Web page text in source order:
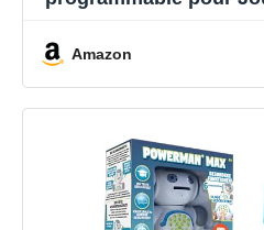
Danse, Musique,
Histoires, Lance des
Amazon